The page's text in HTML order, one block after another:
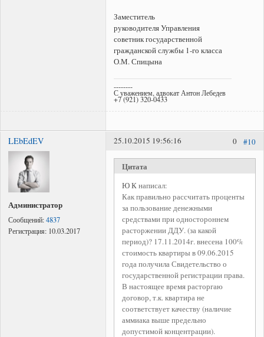
Заместитель
руководителя Управления
советник государственной
гражданской службы 1-го класса
О.М. Спицына
--------
С уважением, адвокат Антон Лебедев
+7 (921) 320-0433
LEbEdEV
Администратор
Сообщений:4837
Регистрация: 10.03.2017
#10
0
25.10.2015 19:56:16
Цитата
Ю К написал:
Как правильно рассчитать проценты
за пользование денежными
средствами при одностороннем
расторжении ДДУ. (за какой
период)? 17.11.2014г. внесена 100%
стоимость квартиры в 09.06.2015
года получила Свидетельство о
государственной регистрации права.
В настоящее время расторгаю
договор, т.к. квартира не
соответствует качеству (наличие
аммиака выше предельно
допустимой концентрации).